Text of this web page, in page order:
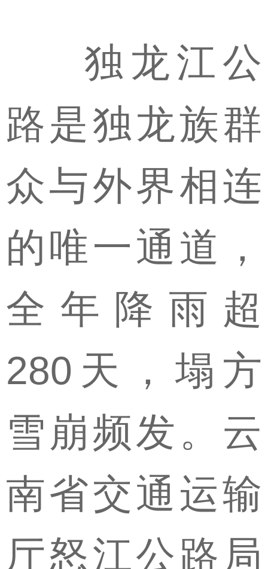
独龙江公
路是独龙族群
众与外界相连
的唯一通道，
全年降雨超
280天，塌方
雪崩频发。云
南省交通运输
厅怒江公路局